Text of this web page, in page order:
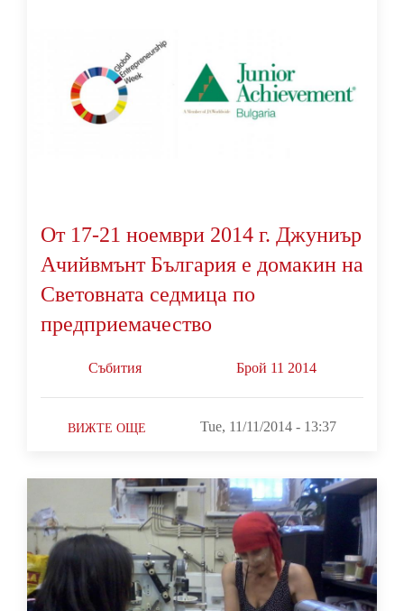
От 17-21 ноември 2014 г. Джуниър
Ачийвмънт България е домакин на
Световната седмица по
предприемачество
Събития Брой 11 2014
ВИЖТЕ ОЩЕ Tue, 11/11/2014 - 13:37